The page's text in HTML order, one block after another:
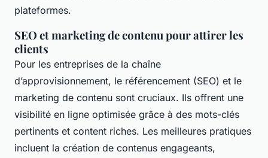
plateformes.
SEO et marketing de contenu pour attirer les
clients
Pour les entreprises de la chaîne
d’approvisionnement, le référencement (SEO) et le
marketing de contenu sont cruciaux. Ils offrent une
visibilité en ligne optimisée grâce à des mots-clés
pertinents et content riches. Les meilleures pratiques
incluent la création de contenus engageants,